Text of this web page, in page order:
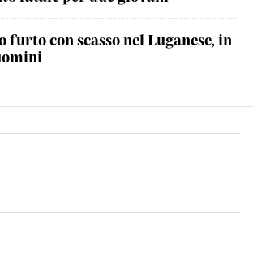
furto con scasso nel Luganese, in